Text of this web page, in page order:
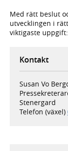
Med rätt beslut
utvecklingen i
viktigaste
Kontakt
Susan Vo
Stenergard
Telefon (växel)